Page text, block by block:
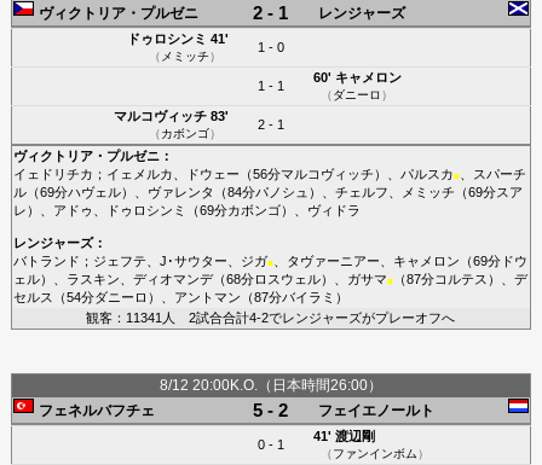
ヴィクトリア・プルゼニ
2 - 1 レンジャーズ
ドゥロシンミ 41'
（ メミッチ）
1 - 0
1 - 1
60' キャメロン
（ダニーロ ）
マルコヴィッチ83'
（カボンゴ）
2 - 1
ヴィクトリア・プルゼニ ：
イェドリチカ ； イェメルカ ドウェー （56分マルコヴィッチ ）、 パルスカ■、 スパーチ
ル（69分ハヴェル）、 ヴァレンタ （84分パノシュ ）、 チェルフ メミッチ （69分スア
レ ）、 アドゥ ドゥロシンミ （69分カボンゴ）、 ヴィドラ
レンジャーズ：
バトランド ； ジェフテ J･サウター ジガ■、 タヴァーニアー キャメロン （69分ドウ
ェル）、 ラスキン ディオマンデ（68分ロスウェル）、 ガサマ■（87分コルテス ）、 デ
セルス
（54分ダニーロ ）、 アントマン （87分バイラミ ）
観客：11341人 2試合合計4-2でレンジャーズがプレーオフへ
8/12 20:00K.O.（日本時間26:00）
フェネルバフチェ
5 - 2 フェイエノールト
0 - 1
41' 渡辺剛
（ファンインボム）